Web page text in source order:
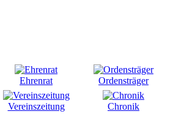
Ehrenrat Ordensträger
Vereinszeitung Chronik